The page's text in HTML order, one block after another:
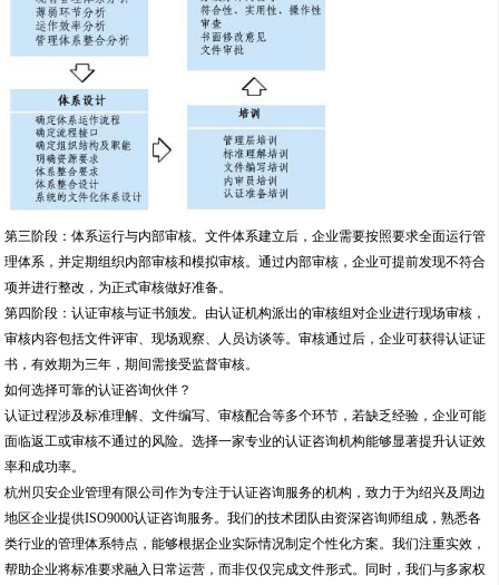
第三阶段：体系运行与内部审核。文件体系建立后，企业需要按照要求全面运行管
理体系，并定期组织内部审核和模拟审核。通过内部审核，企业可提前发现不符合
项并进行整改，为正式审核做好准备。
第四阶段：认证审核与证书颁发。由认证机构派出的审核组对企业进行现场审核，
审核内容包括文件评审、现场观察、人员访谈等。审核通过后，企业可获得认证证
书，有效期为三年，期间需接受监督审核。
如何选择可靠的认证咨询伙伴？
认证过程涉及标准理解、文件编写、审核配合等多个环节，若缺乏经验，企业可能
面临返工或审核不通过的风险。选择一家专业的认证咨询机构能够显著提升认证效
率和成功率。
杭州贝安企业管理有限公司作为专注于认证咨询服务的机构，致力于为绍兴及周边
地区企业提供ISO9000认证咨询服务。我们的技术团队由资深咨询师组成，熟悉各
类行业的管理体系特点，能够根据企业实际情况制定个性化方案。我们注重实效，
帮助企业将标准要求融入日常运营，而非仅仅完成文件形式。同时，我们与多家权